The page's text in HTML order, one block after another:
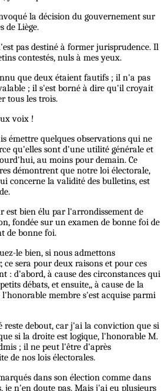
la décision du gouvernement sur
de Liège.
pas destiné à former jurisprudence. Il
contestés, nuls à mes yeux.
que deux étaient fautifs ; il n'a pas
; il s'est borné à dire qu'il croyait
tous les trois.
voix !
émettre quelques observations qui ne
qu'elles sont d'une utilité générale et
au moins pour demain. Ce
démontrent que notre loi électorale,
concerne la validité des bulletins, est
est bien élu par l'arrondissement de
fondée sur un examen de bonne foi de
de bonne foi.
le bien, si nous admettons
sera pour deux raisons et pour ces
: d'abord, à cause des circonstances qui
débats, et ensuite,, à cause de la
membre s'est acquise parmi
reste debout, car j'ai la conviction que si
si la droite est logique, l'honorable M.
; il ne peut l'être d'après
de nos lois électorales.
dans son élection comme dans
je n'en doute pas. Mais j'ai eu plusieurs